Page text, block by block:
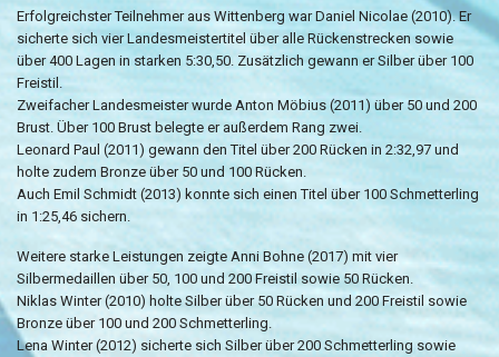
Erfolgreichster Teilnehmer aus Wittenberg war Daniel Nicolae (2010). Er
sicherte sich vier Landesmeistertitel über alle Rückenstrecken sowie
über 400 Lagen in starken 5:30,50. Zusätzlich gewann er Silber über 100
Freistil.
Zweifacher Landesmeister wurde Anton Möbius (2011) über 50 und 200
Brust. Über 100 Brust belegte er außerdem Rang zwei.
Leonard Paul (2011) gewann den Titel über 200 Rücken in 2:32,97 und
holte zudem Bronze über 50 und 100 Rücken.
Auch Emil Schmidt (2013) konnte sich einen Titel über 100 Schmetterling
in 1:25,46 sichern.
Weitere starke Leistungen zeigte Anni Bohne (2017) mit vier
Silbermedaillen über 50, 100 und 200 Freistil sowie 50 Rücken.
Niklas Winter (2010) holte Silber über 50 Rücken und 200 Freistil sowie
Bronze über 100 und 200 Schmetterling.
Lena Winter (2012) sicherte sich Silber über 200 Schmetterling sowie